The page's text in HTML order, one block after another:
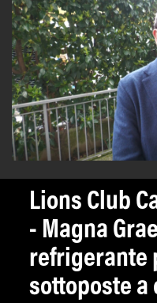
Lions Club
- Magna
refrigerante
sottoposte